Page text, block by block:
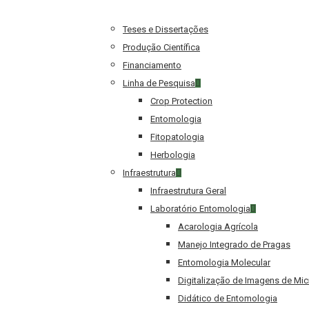
Teses e Dissertações
Produção Científica
Financiamento
Linha de Pesquisa
Crop Protection
Entomologia
Fitopatologia
Herbologia
Infraestrutura
Infraestrutura Geral
Laboratório Entomologia
Acarologia Agrícola
Manejo Integrado de Pragas
Entomologia Molecular
Digitalização de Imagens de
Didático de Entomologia